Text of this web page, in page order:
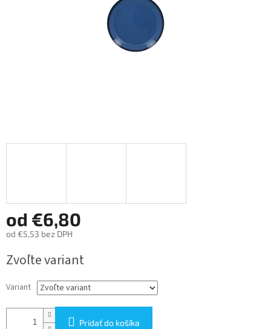
od €6,80
od €5,53 bez DPH
cena:
Zvoľte variant
Variant
Pridať do košíka